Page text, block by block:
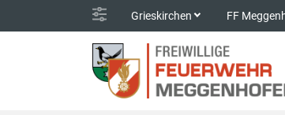
Grieskirchen FF